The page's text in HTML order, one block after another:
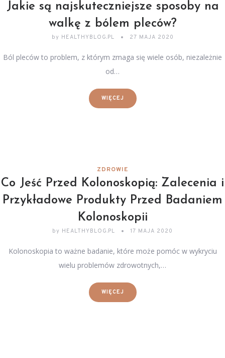
Jakie są najskuteczniejsze sposoby na
walkę z bólem pleców?
by HEALTHYBLOG.PL 27 MAJA 2020
Ból pleców to problem, z którym zmaga się wiele osób, niezależnie
od…
WIĘCEJ
ZDROWIE
Co Jeść Przed Kolonoskopią: Zalecenia i
Przykładowe Produkty Przed Badaniem
Kolonoskopii
by HEALTHYBLOG.PL 17 MAJA 2020
Kolonoskopia to ważne badanie, które może pomóc w wykryciu
wielu problemów zdrowotnych,…
WIĘCEJ